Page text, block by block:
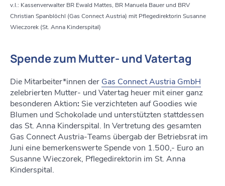
v.l.: Kassenverwalter BR Ewald Mattes, BR Manuela Bauer und BRV
Christian Spanblöchl (Gas Connect Austria) mit Pflegedirektorin Susanne
Wieczorek (St. Anna Kinderspital)
Spende zum Mutter- und Vatertag
Die Mitarbeiter*innen der Gas Connect Austria GmbH
zelebrierten Mutter- und Vatertag heuer mit einer ganz
besonderen Aktion: Sie verzichteten auf Goodies wie
Blumen und Schokolade und unterstützten stattdessen
das St. Anna Kinderspital. In Vertretung des gesamten
Gas Connect Austria-Teams übergab der Betriebsrat im
Juni eine bemerkenswerte Spende von 1.500,- Euro an
Susanne Wieczorek, Pflegedirektorin im St. Anna
Kinderspital.